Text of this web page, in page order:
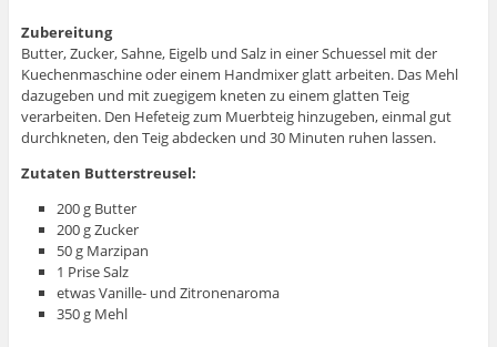
Zubereitung
Butter, Zucker, Sahne, Eigelb und Salz in einer Schuessel mit der
Kuechenmaschine oder einem Handmixer glatt arbeiten. Das Mehl
dazugeben und mit zuegigem kneten zu einem glatten Teig
verarbeiten. Den Hefeteig zum Muerbteig hinzugeben, einmal gut
durchkneten, den Teig abdecken und 30 Minuten ruhen lassen.
Zutaten Butterstreusel:
200 g Butter
200 g Zucker
50 g Marzipan
1 Prise Salz
etwas Vanille- und Zitronenaroma
350 g Mehl